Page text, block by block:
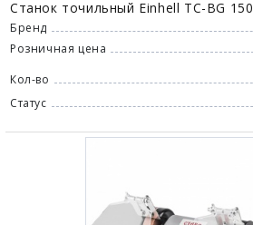
Станок точильный Einhell TC-BG 150
Бренд
Розничная цена
Кол-во
Статус